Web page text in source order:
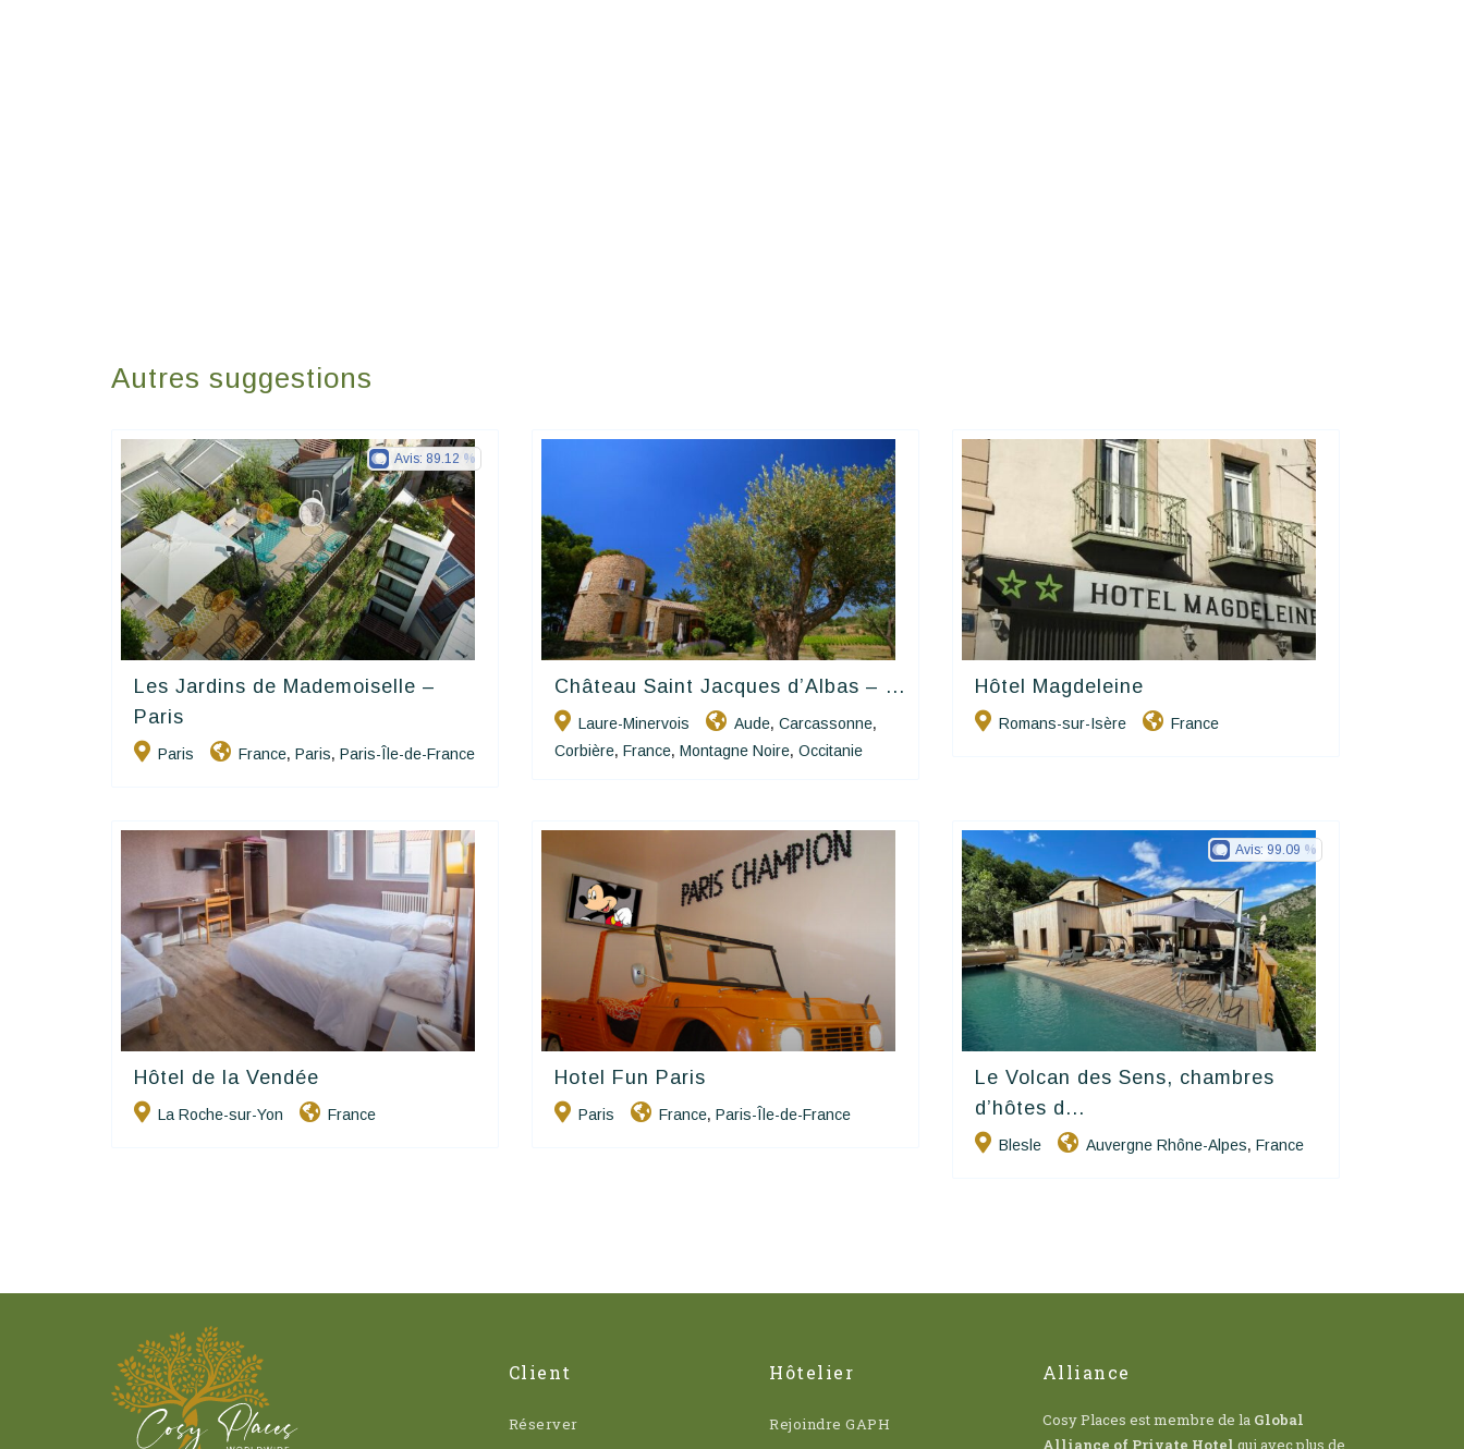
Autres suggestions
Charme Et Caractère Luxury
Hôtels De Charme & De Caractère
Les Jardins de Mademoiselle –
Paris
Paris France, Paris, Paris-Île-de-France
Avis: 89.12
Happy House
Château Saint Jacques d’Albas – ...
Laure-Minervois Aude,Carcassonne,
Corbière, France, Montagne Noire,Occitanie
Hôtel Magdeleine
Romans-sur-Isère France
Hôtel de la Vendée
La Roche-sur-Yon France
Générations Hostels XYZ
Hôtels De Charme & De Caractère Happy House
Hotel Fun Paris
Paris France, Paris-Île-de-France
Hôtels De Charme & De Caractère
Le Volcan des Sens, chambres
d’hôtes d...
Blesle Auvergne Rhône-Alpes, France
Avis:99.09
Client
Réserver
Hôtelier
Rejoindre GAPH
Alliance
Cosy Places est membre de la Global
Alliance of Private Hotel qui avec plus de